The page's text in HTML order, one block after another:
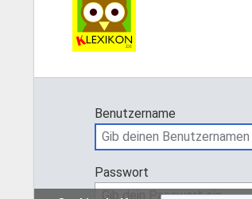
Benutzername
Passwort